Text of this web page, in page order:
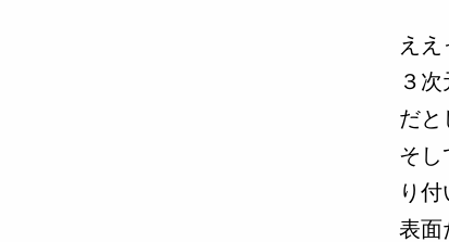
ええ
３
だと
そし
り
表面